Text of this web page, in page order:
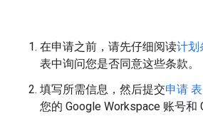
在申请之前，请先仔细阅读计划
表中询问您是否同意这些条款。
填写所需信息，然后提交申请 表
您的 Google Workspace 账号和